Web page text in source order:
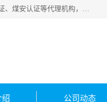
深圳中诺检测技术有限公司是一家专注IECEx防爆认证、ATEX防爆认证、防爆电气检测、防爆合格证、煤安认证等代理机构，可为客户提供从防爆设计、认证、现场检查、工程施工改造、培训等一站式服务。
绍 公司动态